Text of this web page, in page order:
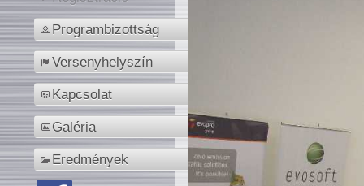
Programbizottság
Versenyhelyszín
Kapcsolat
Galéria
Eredmények